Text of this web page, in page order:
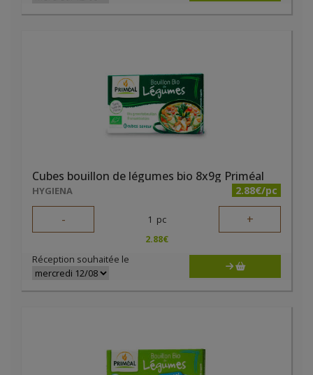
Cubes bouillon de légumes bio 8x9g Priméal
HYGIENA 2.88€/pc
- 1 pc +
2.88€
Réception souhaitée le